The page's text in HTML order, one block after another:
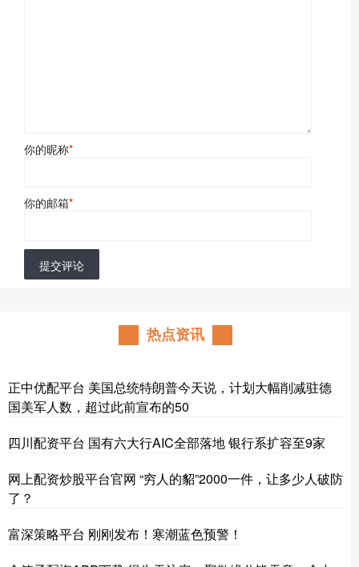
你的昵称*
你的邮箱*
提交评论
热点资讯
正中优配平台 美国总统特朗普今天说，计划大幅削减驻德
国美军人数，超过此前宣布的50
四川配资平台 国有六大行AIC全部落地 银行系扩容至9家
网上配资炒股平台官网 “穷人的貂”2000一件，让多少人破防
了？
富深策略平台 刚刚发布！寒潮蓝色预警！